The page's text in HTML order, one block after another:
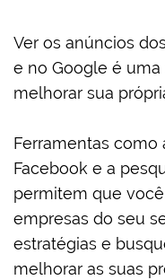
Ver os anúncios
e no Google é
melhorar sua
Ferramentas como
Facebook e a
permitem que
empresas do seu
estratégias e
melhorar as suas